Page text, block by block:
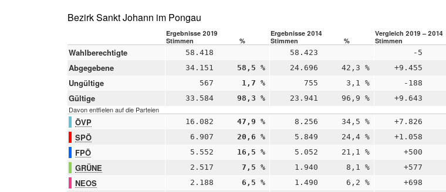
teilgenommen
Bezirk Sankt Johann im Pongau
Ergebnisse 2019 Ergebnisse 2014
Vergleich 2019 – 2014
Stimmen
% Stimmen % Stimmen
Wahlberechtigte 58.418 58.423 -5
Abgegebene 34.151 58,5 % 24.696 42,3 % +9.455
Ungültige 567 1,7 % 755 3,1 % -188
Gültige 33.584 98,3 % 23.941 96,9 % +9.643
Davon entfielen auf die Parteien
ÖVP 16.082 47,9 % 8.256 34,5 % +7.826
SPÖ 6.907 20,6 % 5.849 24,4 % +1.058
FPÖ 5.552 16,5 % 5.052 21,1 % +500
GRÜNE 2.517 7,5 % 1.940 8,1 % +577
NEOS 2.188 6,5 % 1.490 6,2 % +698